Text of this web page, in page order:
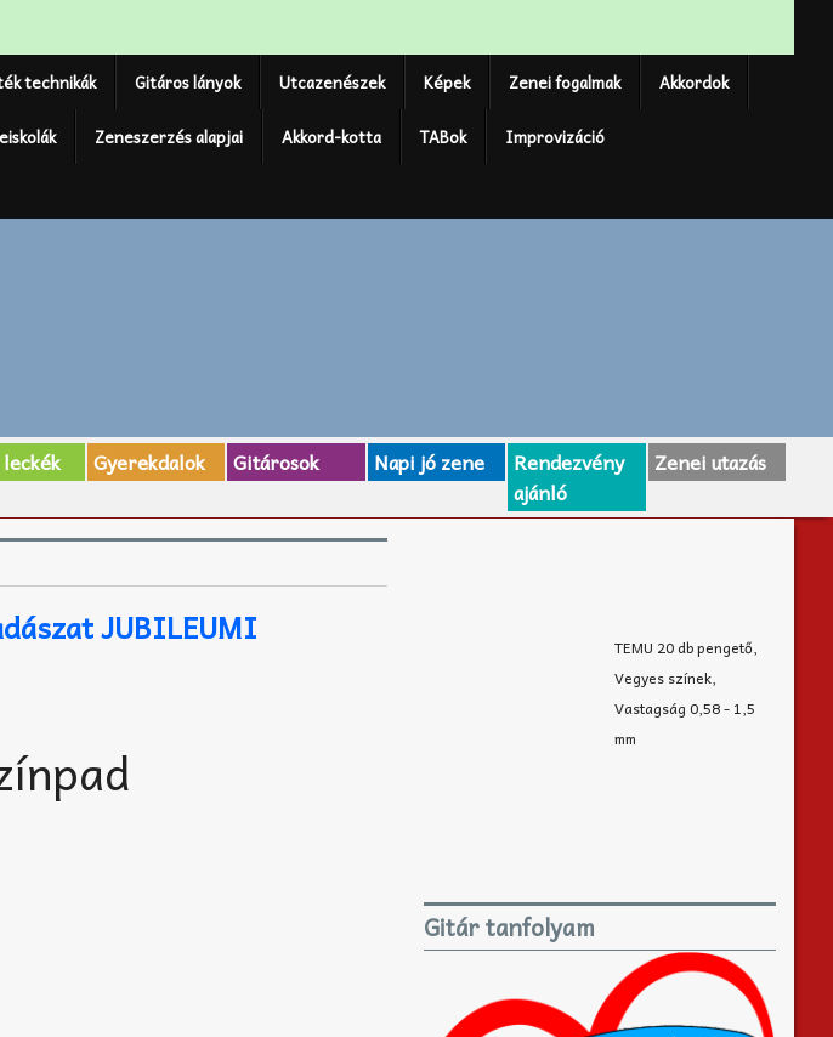
technikák Gitáros lányok Utcazenészek Képek Zenei fogalmak Akkordok
Zeneszerzés alapjai Akkord-kotta TABok Improvizáció
Gyerekdalok Gitárosok Napi jó zene
Rendezvény
ajánló
Zenei utazás
JUBILEUMI
TEMU 20 db pengető,
Vegyes színek,
Vastagság 0,58 - 1,5
mm
Gitár tanfolyam